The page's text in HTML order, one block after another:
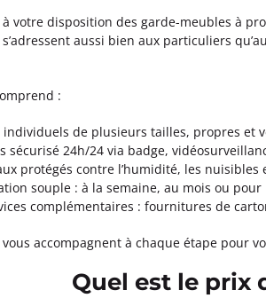
à votre disposition des garde-meubles à
s’adressent aussi bien aux particuliers
:
individuels de plusieurs tailles, propres et
sécurisé 24h/24 via badge,
protégés contre l’humidité, les
souple : à la semaine, au mois ou
complémentaires : fournitures de
vous accompagnent à chaque étape pour
Quel est le prix